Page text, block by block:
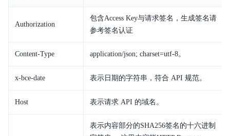
Authorization
包含Access Key与请求签名，生成签名请
参考签名认证
Content-Type application/json; charset=utf-8。
x-bce-date 表示日期的字符串，符合 API 规范。
Host 表示请求 API 的域名。
表示内容部分的SHA256签名的十六进制